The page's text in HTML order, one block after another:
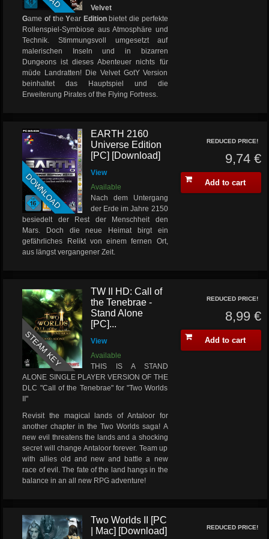
Velvet
Game of the Year Editionbietet die perfekte
Rollenspiel-Symbiose aus Atmosphäre und
Technik. Stimmungsvoll umgesetzt auf
malerischen Inseln und in bizarren
Dungeons ist dieses Abenteuer nichts für
müde Landratten! Die Velvet GotY Version
beinhaltet das Hauptspiel und die
Erweiterung Pirates of the Flying Fortress.
DOWNLOAD
EARTH 2160
Universe Edition
[PC] [Download]
View
Available
Nach dem Untergang
der Erde im Jahre 2150
besiedelt der Rest der Menschheit den
Mars. Doch die neue Heimat birgt ein
gefährliches Relikt von einem fernen Ort,
aus längst vergangener Zeit.
REDUCED PRICE!
9,74 €
Add to cart
STEAM KEY
TW II HD: Call of
the Tenebrae -
Stand Alone
[PC]...
View
Available
THIS IS A STAND
ALONE SINGLE PLAYER VERSION OF THE
DLC "Call of the Tenebrae" for "Two Worlds
II"
Revisit the magical lands of Antaloor for
another chapter in the Two Worlds saga! A
new evil threatens the lands and a shocking
secret will change Antaloor forever. Team up
with allies old and new and battle a new
race of evil. The fate of the land hangs in the
balance in an all new RPG adventure!
REDUCED PRICE!
8,99 €
Add to cart
Two Worlds II [PC
| Mac] [Download]
REDUCED PRICE!